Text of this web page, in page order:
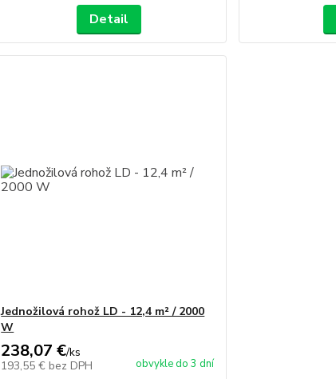
Detail
Jednožilová rohož LD - 12,4 m² / 2000
W
238,07 €/ks
193,55 € bez DPH obvykle do 3 dní